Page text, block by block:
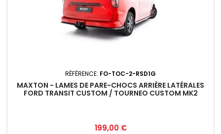
RÉFÉRENCE: FO-TOC-2-RSD1G
MAXTON - LAMES DE PARE-CHOCS ARRIÈRE LATÉRALES
FORD TRANSIT CUSTOM / TOURNEO CUSTOM MK2
Prix
199,00 €